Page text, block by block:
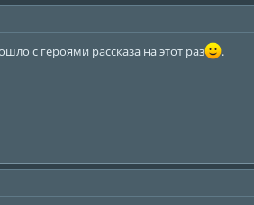
с героями рассказа на этот раз
.